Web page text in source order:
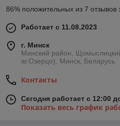
86% положительных из 7 отзывов
Работает с 11.08.2023
г. Минск
Минский район,
аг.Озерцо), Минск, Беларусь
Контакты
Сегодня работает с 12:00
Показать весь график